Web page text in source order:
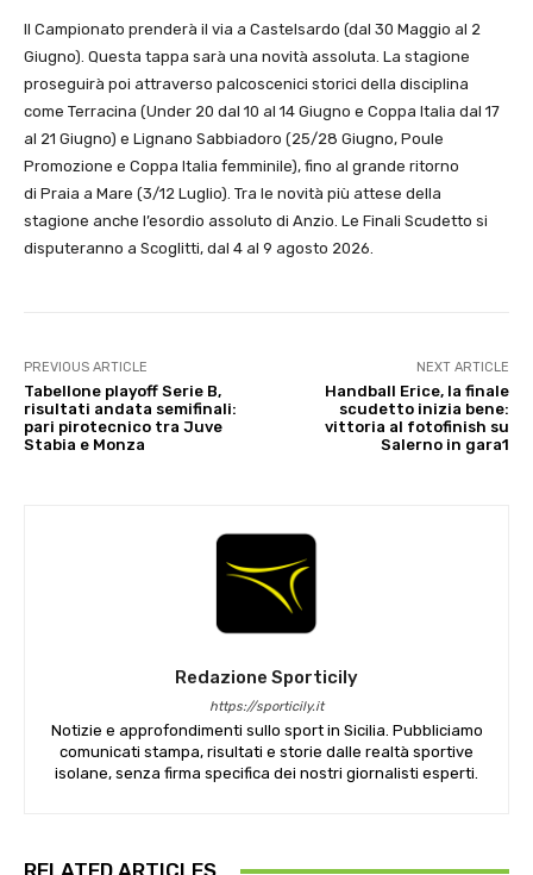
Il Campionato prenderà il via a Castelsardo (dal 30 Maggio al 2
Giugno). Questa tappa sarà una novità assoluta. La stagione
proseguirà poi attraverso palcoscenici storici della disciplina
come Terracina (Under 20 dal 10 al 14 Giugno e Coppa Italia dal 17
al 21 Giugno) e Lignano Sabbiadoro (25/28 Giugno, Poule
Promozione e Coppa Italia femminile), fino al grande ritorno
di Praia a Mare (3/12 Luglio). Tra le novità più attese della
stagione anche l’esordio assoluto di Anzio. Le Finali Scudetto si
disputeranno a Scoglitti, dal 4 al 9 agosto 2026.
PREVIOUS ARTICLE
Tabellone playoff Serie B,
risultati andata semifinali:
pari pirotecnico tra Juve
Stabia e Monza
NEXT ARTICLE
Handball Erice, la finale
scudetto inizia bene:
vittoria al fotofinish su
Salerno in gara1
Redazione Sporticily
https://sporticily.it
Notizie e approfondimenti sullo sport in Sicilia. Pubbliciamo
comunicati stampa, risultati e storie dalle realtà sportive
isolane, senza firma specifica dei nostri giornalisti esperti.